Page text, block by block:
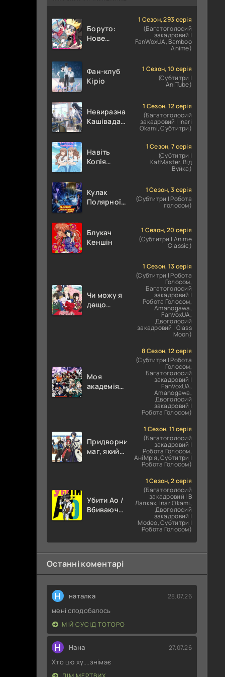
Боруто:
Нове
1 Сезон, 293 серія
(Багатоголосий
закадровий |
FanWoxUA, Bamboo
Anime)
Фан-клуб
Кіріо
1 Сезон, 10 серія
(Субтитри |
AniTube)
Невиразна
Кашівада І
1 Сезон, 12 серія
(Багатоголосий
закадровий | Inari
Okami, Субтитри)
Навіть
Копія
1 Сезон, 7 серія
(Субтитри |
KatMaster, Від
Вуйка)
Кулак
Полярної
НО КЕН /
Кулак
1 Сезон, 3 серія
(Субтитри | Робота
голосом)
Блукач
Кеншін
1 Сезон, 20 серія
(Субтитри | Anime
Classic)
Чи можу я
дещо
1 Сезон, 13 серія
(Субтитри | Робота
Голосом,
Багатоголосий
закадровий |
Робота Голосом,
Amanogawa,
FanVoxUA,
Двоголосий
закадровий | Glass
Moon)
Моя
академія
8 Сезон, 12 серія
(Субтитри | Робота
Голосом,
Багатоголосий
закадровий |
FanVoxUA,
Amanogawa,
Двоголосий
закадровий |
Робота Голосом)
Придворний
маг, який
зосереджувався
стати
найсильнішим
1 Сезон, 11 серія
(Багатоголосий
закадровий |
Робота Голосом,
АніМрія, Субтитри |
Робота Голосом)
Убити Ао /
Вбиваючи
1 Сезон, 2 серія
(Багатоголосий
закадровий | В
Лапках, InariOkami,
Двоголосий
закадровий |
Modeo, Субтитри |
Робота Голосом)
Останні коментарі
Н наталка 28.07.26
мені сподобалось
МІЙ СУСІД ТОТОРО
Н Нана 27.07.26
Хто цю ху....знімає